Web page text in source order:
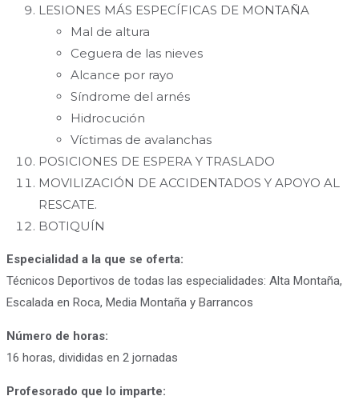
LESIONES MÁS ESPECÍFICAS DE MONTAÑA
Mal de altura
Ceguera de las nieves
Alcance por rayo
Síndrome del arnés
Hidrocución
Víctimas de avalanchas
POSICIONES DE ESPERA Y TRASLADO
MOVILIZACIÓN DE ACCIDENTADOS Y APOYO AL
RESCATE.
BOTIQUÍN
Especialidad a la que se oferta:
Técnicos Deportivos de todas las especialidades: Alta Montaña,
Escalada en Roca, Media Montaña y Barrancos
Número de horas:
16 horas, divididas en 2 jornadas
Profesorado que lo imparte: